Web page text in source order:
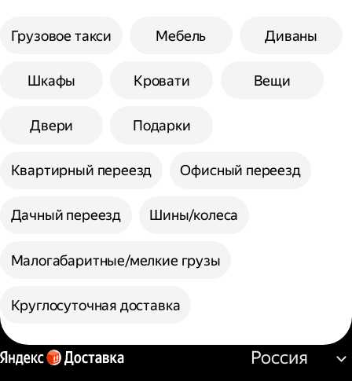
Грузовое такси Мебель Диваны
Шкафы Кровати Вещи
Двери Подарки
Квартирный переезд Офисный переезд
Дачный переезд Шины/колеса
Малогабаритные/мелкие грузы
Круглосуточная доставка
Россия